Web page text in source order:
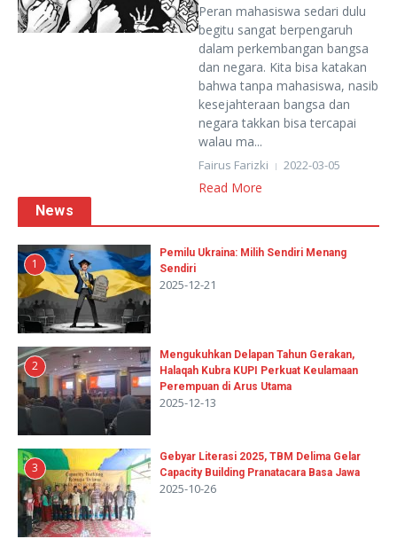
Peran mahasiswa sedari dulu
begitu sangat berpengaruh
dalam perkembangan bangsa
dan negara. Kita bisa katakan
bahwa tanpa mahasiswa, nasib
kesejahteraan bangsa dan
negara takkan bisa tercapai
walau ma...
Fairus Farizki 2022-03-05
Read More
News
1
Pemilu Ukraina: Milih Sendiri Menang
Sendiri
2025-12-21
2
Mengukuhkan Delapan Tahun Gerakan,
Halaqah Kubra KUPI Perkuat Keulamaan
Perempuan di Arus Utama
2025-12-13
3
Gebyar Literasi 2025, TBM Delima Gelar
Capacity Building Pranatacara Basa Jawa
2025-10-26